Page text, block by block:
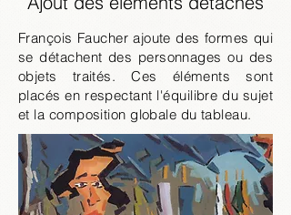
François Faucher ajoute des formes qui
se détachent des personnages ou des
objets traités. Ces éléments sont
placés en respectant l'équilibre du sujet
et la composition globale du tableau.